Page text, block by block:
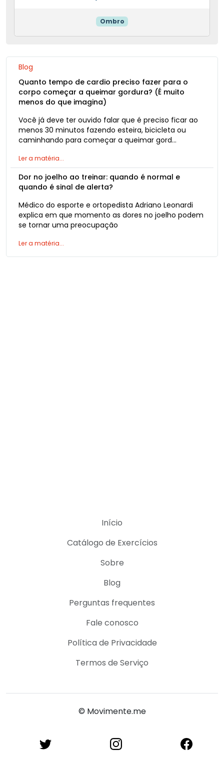
Ombro
Blog
Quanto tempo de cardio preciso fazer para o
corpo começar a queimar gordura? (É muito
menos do que imagina)
Você já deve ter ouvido falar que é preciso ficar ao
menos 30 minutos fazendo esteira, bicicleta ou
caminhando para começar a queimar gord…
Ler a matéria...
Dor no joelho ao treinar: quando é normal e
quando é sinal de alerta?
Médico do esporte e ortopedista Adriano Leonardi
explica em que momento as dores no joelho podem
se tornar uma preocupação
Ler a matéria...
Início
Catálogo de Exercícios
Sobre
Blog
Perguntas frequentes
Fale conosco
Política de Privacidade
Termos de Serviço
© Movimente.me